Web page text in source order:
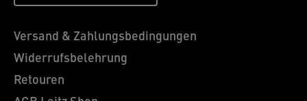
Versand & Zahlungsbedingungen
Widerrufsbelehrung
Retouren